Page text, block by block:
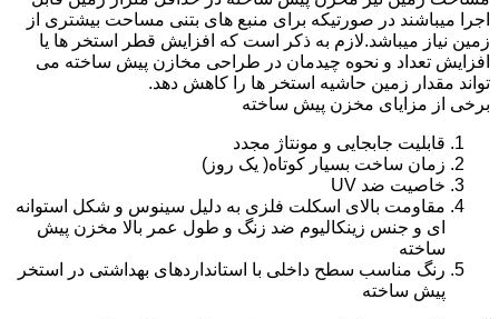
اجرا میباشند در صورتیکه برای منبع های بتنی مساحت بیشتری از
زمین نیاز میباشد.لازم به ذکر است که افزایش قطر استخر ها یا
افزایش تعداد و نحوه چیدمان در طراحی مخازن پیش ساخته می
تواند مقدار زمین حاشیه استخر ها را کاهش دهد.
برخی از مزایای مخزن پیش ساخته
قابلیت جابجایی و مونتاژ مجدد
زمان ساخت بسیار کوتاه( یک روز)
خاصیت ضد UV
مقاومت بالای اسکلت فلزی به دلیل سینوس و شکل استوانه
ای و جنس زینکالیوم ضد زنگ و طول عمر بالا مخزن پیش
ساخته
رنگ مناسب سطح داخلی با استانداردهای بهداشتی در استخر
پیش ساخته